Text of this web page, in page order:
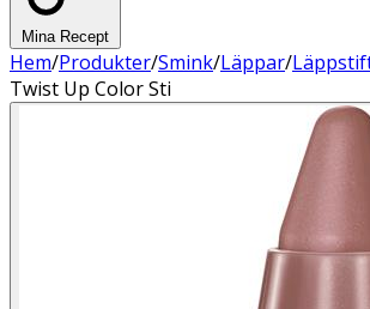
Mina Recept
Hem/Produkter/Smink/Läppar/
Twist Up Color Sti